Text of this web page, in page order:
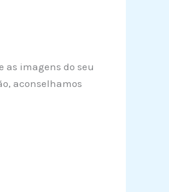
as imagens do seu
aconselhamos